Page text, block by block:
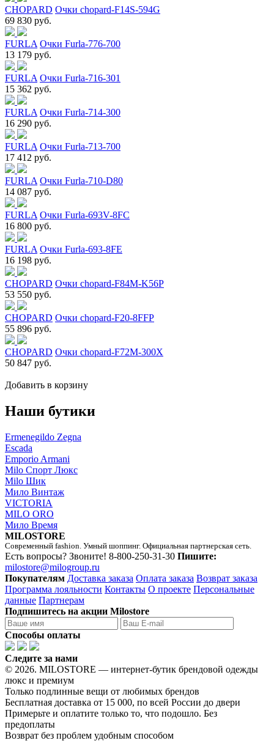
CHOPARD Очки chopard-F14S-594G
69 830 руб.
FURLA Очки Furla-776-700
13 179 руб.
FURLA Очки Furla-716-301
15 362 руб.
FURLA Очки Furla-714-300
16 290 руб.
FURLA Очки Furla-713-700
17 412 руб.
FURLA Очки Furla-710-D80
14 087 руб.
FURLA Очки Furla-693V-8FC
16 800 руб.
FURLA Очки Furla-693-8FE
16 198 руб.
CHOPARD Очки chopard-F84M-K56P
53 550 руб.
CHOPARD Очки chopard-F20-8FFP
55 896 руб.
CHOPARD Очки chopard-F72M-300X
50 847 руб.
Добавить в корзину
Наши бутики
Ermenegildo Zegna
Escada
Emporio Armani
Milo Спорт Люкс
Milo Шик
Мило Винтаж
VICTORIA
MILO ORO
Мило Время
MILOSTORE
Современный fashion. Умный шоппинг. Официальная партнерская сеть.
Есть вопросы? Звоните! 8-800-250-31-30 Пишите:
milostore@milogroup.ru
Покупателям Доставка заказа Оплата заказа Возврат заказа
Программа лояльности Контакты О проекте Персональные
данные Партнерам
Подпишитесь на акции Milostore
Способы оплаты
Следите за нами
© 2026. MILOSTORE — интернет-бутик брендовой одежды
люкс и премиум
Только подлинные вещи от любимых брендов
Бесплатная доставка от 15 000, по всей России до двери
Примерьте и оплатите только то, что подошло. Без
предоплаты
Возврат без проблем удобным способом